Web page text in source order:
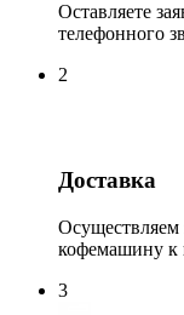
Оставляете
телефонного
2
Доставка
Осуществляем
кофемашину
3